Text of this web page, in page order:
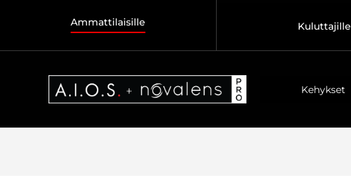
Ammattilaisille Kuluttajille
Kehykset